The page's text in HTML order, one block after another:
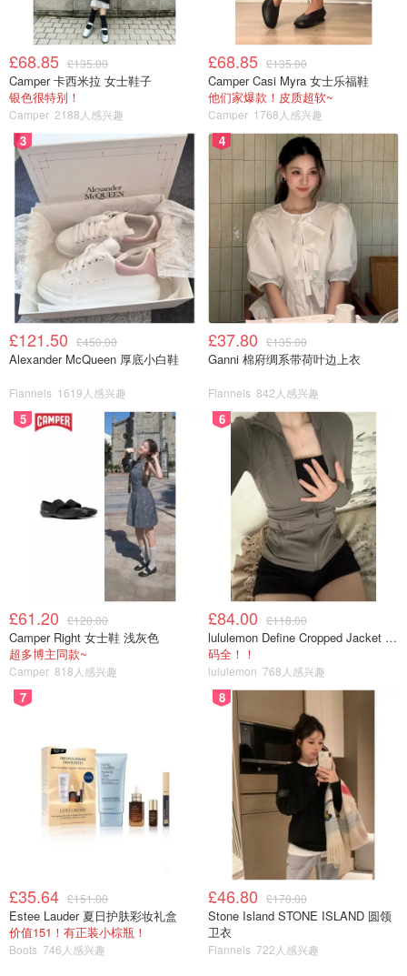
£68.85 £135.00
Camper 卡西米拉 女士鞋子
银色很特别！
Camper 2188人感兴趣
£68.85 £135.00
Camper Casi Myra 女士乐福鞋
他们家爆款！皮质超软~
Camper 1768人感兴趣
3
£121.50 £450.00
Alexander McQueen 厚底小白鞋
Flannels 1619人感兴趣
4
£37.80 £135.00
Ganni 棉府绸系带荷叶边上衣
Flannels 842人感兴趣
5
£61.20 £120.00
Camper Right 女士鞋 浅灰色
超多博主同款~
Camper 818人感兴趣
6
£84.00 £118.00
lululemon Define Cropped Jacket Nulu 短款夹克
码全！！
lululemon 768人感兴趣
7
£35.64 £151.00
Estee Lauder 夏日护肤彩妆礼盒
价值151！有正装小棕瓶！
Boots 746人感兴趣
8
£46.80 £170.00
Stone Island STONE ISLAND 圆领
卫衣
Flannels 722人感兴趣